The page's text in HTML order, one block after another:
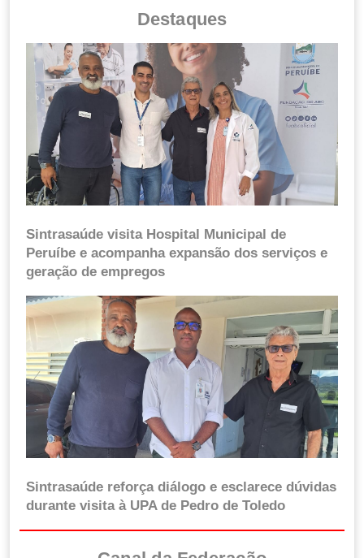
Destaques
Sintrasaúde visita Hospital Municipal de
Peruíbe e acompanha expansão dos serviços e
geração de empregos
Sintrasaúde reforça diálogo e esclarece dúvidas
durante visita à UPA de Pedro de Toledo